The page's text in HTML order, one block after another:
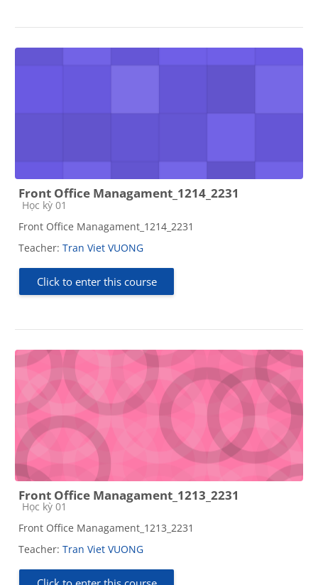
Front Office Managament_1214_2231
Course category
Học kỳ 01
Front Office Managament_1214_2231
Teacher: Tran Viet VUONG
Click to enter this course
Front Office Managament_1213_2231
Course category
Học kỳ 01
Front Office Managament_1213_2231
Teacher: Tran Viet VUONG